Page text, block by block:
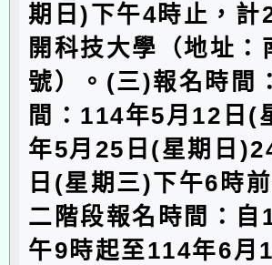
期日)下午4時止，
開科技大學（地址
號）。(三)報名時間
間：114年5月12日(
年5月25日(星期日
日(星期三)下午6時
二階段報名時間：
午9時起至114年6月